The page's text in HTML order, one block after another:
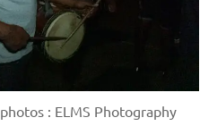
: ELMS Photography